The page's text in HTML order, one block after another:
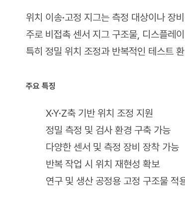
위치 이송·고정 지그는 측정 대상이나 장
주로 비접촉 센서 지그 구조물, 디스플레
특히 정밀 위치 조정과 반복적인 테스트
주요 특징
X·Y·Z축 기반 위치 조정 지원
정밀 측정 및 검사 환경 구축 가능
다양한 센서 및 측정 장비 장착 가능
반복 작업 시 위치 재현성 확보
연구 및 생산 공정용 고정 구조물 적